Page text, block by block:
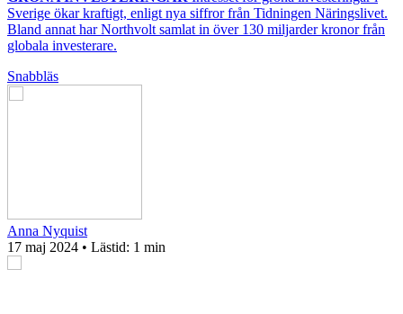
Sverige ökar kraftigt, enligt nya siffror från Tidningen Näringslivet.
Bland annat har Northvolt samlat in över 130 miljarder kronor från
globala investerare.
Snabbläs
Anna Nyquist
17 maj 2024 • Lästid: 1 min